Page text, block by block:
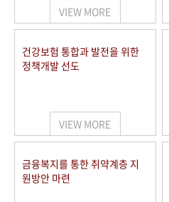
VIEW MORE
건강보험 통합과 발전을 위한
정책개발 선도
VIEW MORE
금융복지를 통한 취약계층 지
원방안 마련